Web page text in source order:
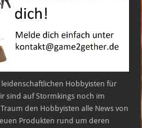
Hobbyisten für
sind auf Stormkings noch im
den Hobbyisten alle News von
Produkten rund um deren